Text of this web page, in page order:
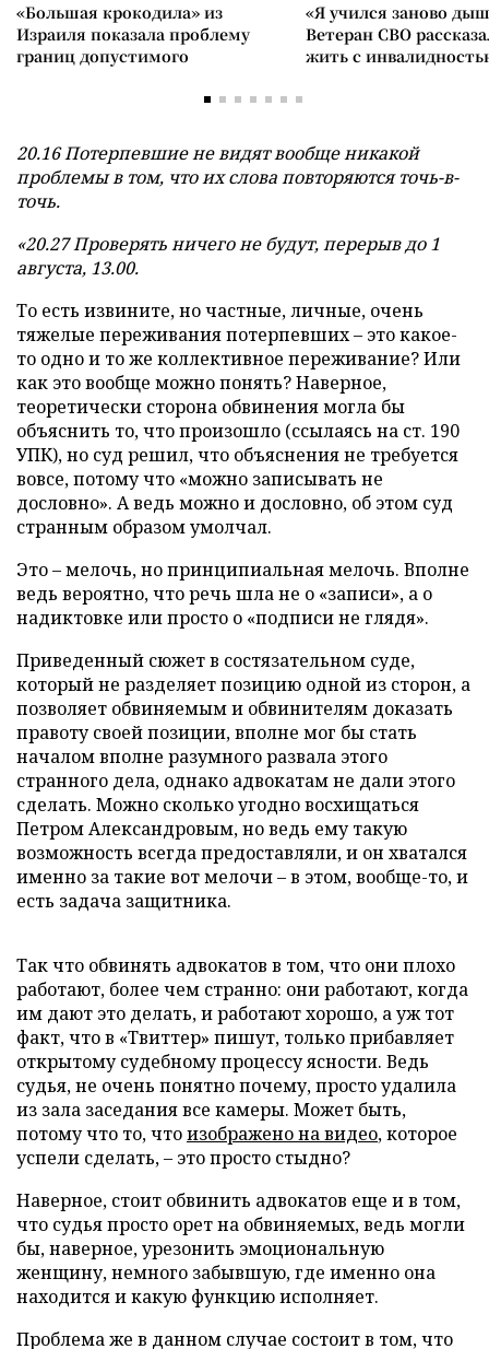
«Большая крокодила» из
Израиля показала проблему
границ допустимого
«Я учился заново
Ветеран СВО
жить с
20.16 Потерпевшие не видят вообще никакой
проблемы в том, что их слова повторяются точь-в-
точь.
«20.27 Проверять ничего не будут, перерыв до 1
августа, 13.00.
То есть извините, но частные, личные, очень
тяжелые переживания потерпевших – это какое-
то одно и то же коллективное переживание? Или
как это вообще можно понять? Наверное,
теоретически сторона обвинения могла бы
объяснить то, что произошло (ссылаясь на ст. 190
УПК), но суд решил, что объяснения не требуется
вовсе, потому что «можно записывать не
дословно». А ведь можно и дословно, об этом суд
странным образом умолчал.
Это – мелочь, но принципиальная мелочь. Вполне
ведь вероятно, что речь шла не о «записи», а о
надиктовке или просто о «подписи не глядя».
Приведенный сюжет в состязательном суде,
который не разделяет позицию одной из сторон, а
позволяет обвиняемым и обвинителям доказать
правоту своей позиции, вполне мог бы стать
началом вполне разумного развала этого
странного дела, однако адвокатам не дали этого
сделать. Можно сколько угодно восхищаться
Петром Александровым, но ведь ему такую
возможность всегда предоставляли, и он хватался
именно за такие вот мелочи – в этом, вообще-то, и
есть задача защитника.
Так что обвинять адвокатов в том, что они плохо
работают, более чем странно: они работают, когда
им дают это делать, и работают хорошо, а уж тот
факт, что в «Твиттер» пишут, только прибавляет
открытому судебному процессу ясности. Ведь
судья, не очень понятно почему, просто удалила
из зала заседания все камеры. Может быть,
потому что то, чтоизображено на видео, которое
успели сделать, – это просто стыдно?
Наверное, стоит обвинить адвокатов еще и в том,
что судья просто орет на обвиняемых, ведь могли
бы, наверное, урезонить эмоциональную
женщину, немного забывшую, где именно она
находится и какую функцию исполняет.
Проблема же в данном случае состоит в том, что